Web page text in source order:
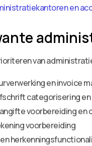
en
van
en invoice
categorisering
voorbereiding en
voorbereiding